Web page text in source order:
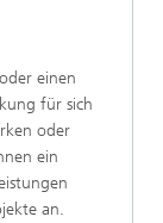
einen
für sich
oder
ein
an.